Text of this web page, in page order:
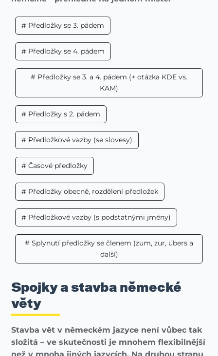
# Předložky se 3. pádem
# Předložky se 4. pádem
# Předložky se 3. a 4. pádem (+ otázka KDE vs.
KAM)
# Předložky s 2. pádem
# Předložkové vazby (se slovesy)
# Časové předložky
# Předložky obecně, rozdělení předložek
# Předložkové vazby (s podstatnými jmény)
# Splynutí předložky se členem (zum, zur, übers a
další)
Spojky a stavba německé
věty
Stavba vět v německém jazyce není vůbec tak
složitá – ve skutečnosti je mnohem flexibilnější